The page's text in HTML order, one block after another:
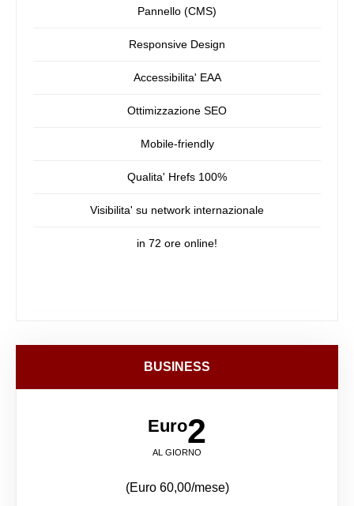
Pannello (CMS)
Responsive Design
Accessibilita' EAA
Ottimizzazione SEO
Mobile-friendly
Qualita' Hrefs 100%
Visibilita' su network internazionale
in 72 ore online!
BUSINESS
Euro2
AL GIORNO
(Euro 60,00/mese)